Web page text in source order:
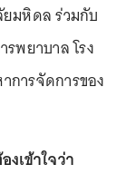
มหิดล ร่วมกับ
พยาบาล โรง
การจัดการของ
เข้าใจว่า